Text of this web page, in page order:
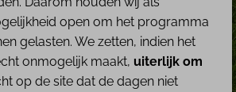
open om het programma
gelasten. We zetten, indien het
onmogelijk maakt, uiterlijk om
op de site dat de dagen niet